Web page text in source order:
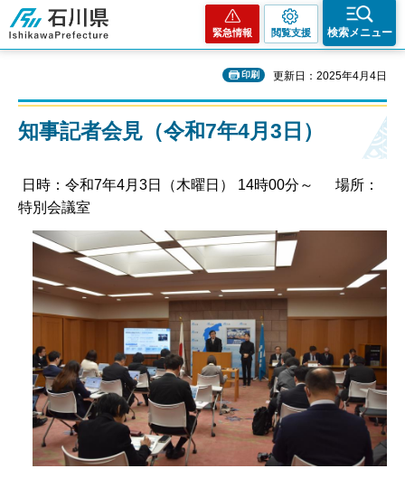
石川県
緊急情報 閲覧支援 検索メニュー
印刷 更新日：2025年4月4日
知事記者会見（令和7年4月3日）
日時：令和7年4月3日（木曜日） 14時00分～ 場所：
特別会議室